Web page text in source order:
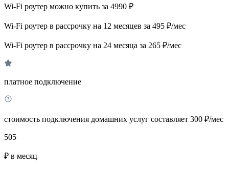
Wi-Fi роутер можно купить за 4990 ₽
Wi-Fi роутер в рассрочку на 12 месяцев за 495 ₽/мес
Wi-Fi роутер в рассрочку на 24 месяца за 265 ₽/мес
платное подключение
стоимость подключения домашних услуг составляет 300 ₽/мес
505
₽ в месяц